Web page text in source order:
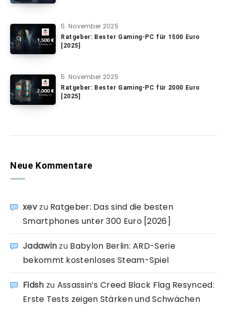
5. November 2025
Ratgeber: Bester Gaming-PC für 1500 Euro
[2025]
5. November 2025
Ratgeber: Bester Gaming-PC für 2000 Euro
[2025]
Neue Kommentare
xevzu Ratgeber: Das sind die besten
Smartphones unter 300 Euro [2026]
Jadawin zu Babylon Berlin: ARD-Serie
bekommt kostenloses Steam-Spiel
Fidsh zu Assassin’s Creed Black Flag Resynced:
Erste Tests zeigen Stärken und Schwächen